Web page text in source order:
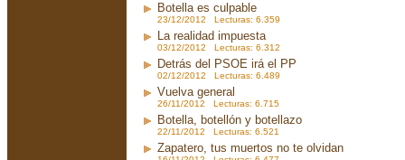
Botella es culpable
23/12/2012 Lecturas: 6.359
La realidad impuesta
03/12/2012 Lecturas: 6.312
Detrás del PSOE irá el PP
02/12/2012 Lecturas: 6.489
Vuelva general
26/11/2012 Lecturas: 6.715
Botella, botellón y botellazo
22/11/2012 Lecturas: 6.521
Zapatero, tus muertos no te olvidan